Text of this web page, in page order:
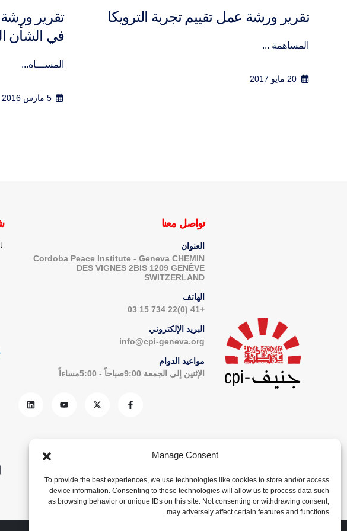
Manage Consent
To provide the best experiences, we use technologies like cookies to store and/or access
device information. Consenting to these technologies will allow us to process data such
as browsing behavior or unique IDs on this site. Not consenting or withdrawing consent,
may adversely affect certain features and functions.
تقرير ورشة عمل تفاعل الدين والسياسة
“تقرير
في
التنوع وا...
14 ديسمبر 2014
تواصل معنا
العنوان
Cordoba Peace Institute - Geneva CHEMIN
DES VIGNES 2BIS 1209 GENÈVE
SWITZERLAND
الهاتف
+41 (0)22 734 15 03
البريد الإلكتروني
info@cpi-geneva.org
مواعيد الدوام
الإثنين إلى الجمعة 9:00صباحاً - 5:00مساءاً